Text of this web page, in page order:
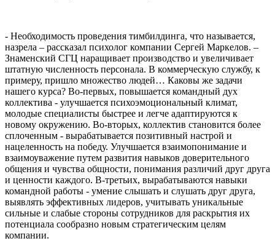
- Необходимость проведения тимбилдинга, что называется,
назрела – рассказал психолог компании Сергей Маркелов. –
Знаменский СГЦ наращивает производство и увеличивает
штатную численность персонала. В коммерческую службу, к
примеру, пришло множество людей… Каковы же задачи
нашего курса? Во-первых, повышается командный дух
коллектива - улучшается психоэмоциональный климат,
молодые специалисты быстрее и легче адаптируются к
новому окружению. Во-вторых, коллектив становится более
сплоченным - вырабатывается позитивный настрой и
нацеленность на победу. Улучшается взаимопонимание и
взаимоуважение путем развития навыков доверительного
общения и чувства общности, понимания различий друг друга
и ценности каждого. В-третьих, вырабатываются навыки
командной работы - умение слышать и слушать друг друга,
выявлять эффективных лидеров, учитывать уникальные
сильные и слабые стороны сотрудников для раскрытия их
потенциала сообразно новым стратегическим целям
компании.